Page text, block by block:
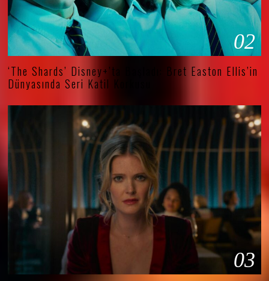
02
‘The Shards’ Disney+’ta Başladı: Bret Easton Ellis’in
Dünyasında Seri Katil Korkusu
03